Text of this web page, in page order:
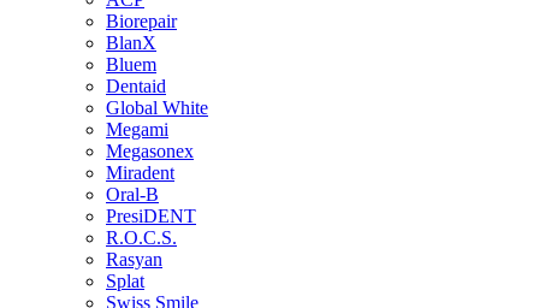
Biorepair
BlanX
Bluem
Dentaid
Global White
Megami
Megasonex
Miradent
Oral-B
PresiDENT
R.O.C.S.
Rasyan
Splat
Swiss Smile